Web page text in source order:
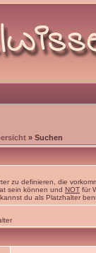
» Suchen
zu definieren, die
sein können und NOT für
du als Platzhalter